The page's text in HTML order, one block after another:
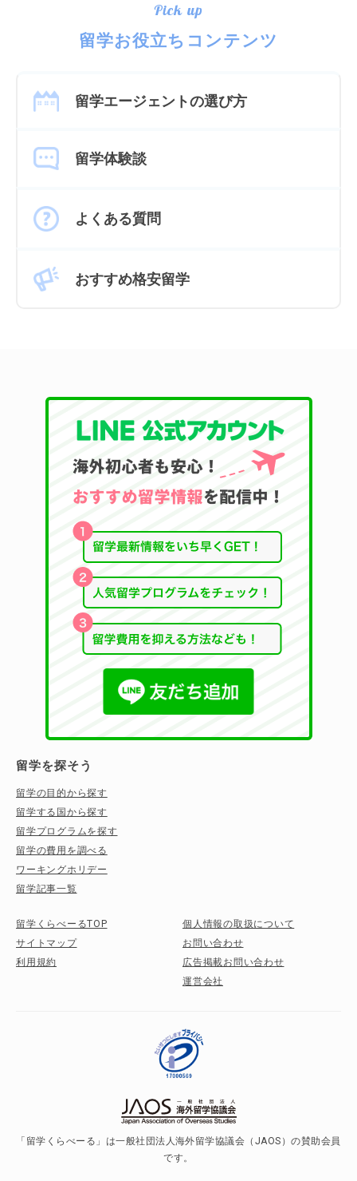
Pick up
留学お役立ちコンテンツ
留学エージェントの選び方
留学体験談
よくある質問
おすすめ格安留学
留学を探そう
留学の目的から探す
留学する国から探す
留学プログラムを探す
留学の費用を調べる
ワーキングホリデー
留学記事一覧
留学くらべーるTOP
サイトマップ
利用規約
個人情報の取扱について
お問い合わせ
広告掲載お問い合わせ
運営会社
「留学くらべーる」は一般社団法人海外留学協議会（JAOS）の賛助会員
です。